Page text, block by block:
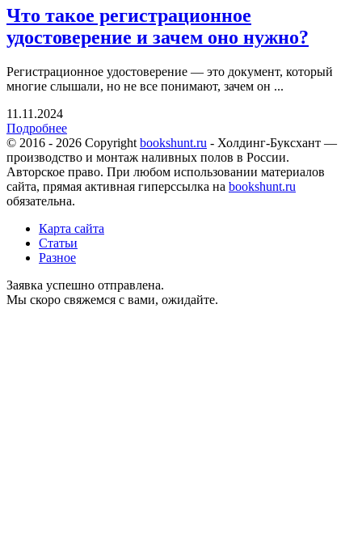
Что такое регистрационное
удостоверение и зачем оно нужно?
Регистрационное удостоверение — это документ, который
многие слышали, но не все понимают, зачем он ...
11.11.2024
Подробнее
© 2016 - 2026 Copyright bookshunt.ru - Холдинг-Буксхант —
производство и монтаж наливных полов в России.
Авторское право. При любом использовании материалов
сайта, прямая активная гиперссылка на bookshunt.ru
обязательна.
Карта сайта
Статьи
Разное
Заявка успешно отправлена.
Мы скоро свяжемся с вами, ожидайте.